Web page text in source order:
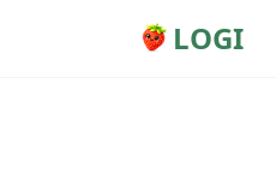
LOGI